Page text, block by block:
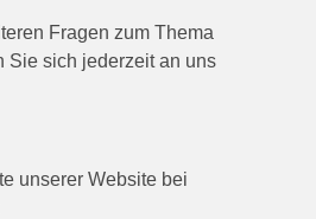
Fragen zum Thema
Sie sich jederzeit an uns
unserer Website bei